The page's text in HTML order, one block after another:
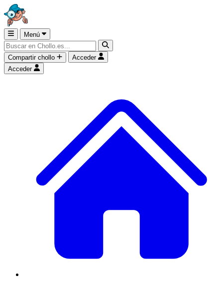
Menú
Compartir chollo
Acceder
Acceder